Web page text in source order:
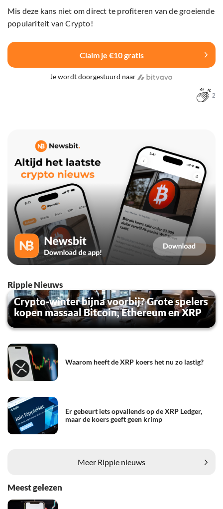
Mis deze kans niet om direct te profiteren van de groeiende
populariteit van Crypto!
Claim je €10 gratis
Je wordt doorgestuurd naar
2
Ripple Nieuws
Crypto-winter bijna voorbij? Grote spelers
kopen massaal Bitcoin, Ethereum en XRP
Waarom heeft de XRP koers het nu zo lastig?
Er gebeurt iets opvallends op de XRP Ledger,
maar de koers geeft geen krimp
Meer Ripple nieuws
Meest gelezen